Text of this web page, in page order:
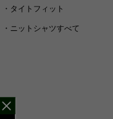
・ タイトフィット
・ ニットシャツすべて